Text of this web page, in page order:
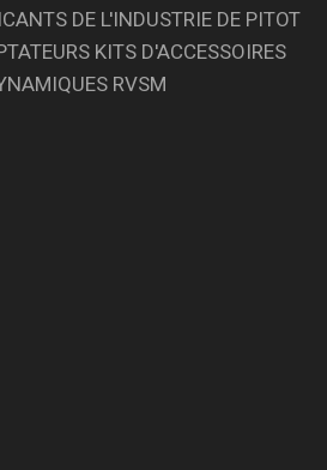
DE L'INDUSTRIE DE PITOT
KITS D'ACCESSOIRES
RVSM